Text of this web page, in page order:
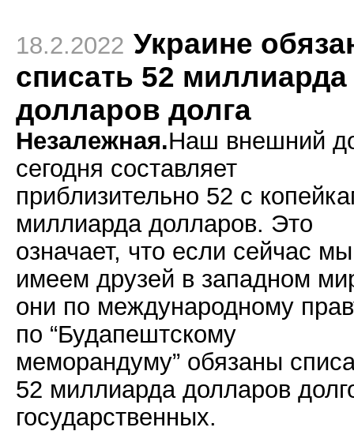
18.2.2022 Украине
списать 52 миллиарда
долларов долга
Незалежная.Наш внешний
сегодня составляет
приблизительно 52 с
миллиарда долларов. Это
означает, что если сейчас мы
имеем друзей в западном
они по международному
по “Будапештскому
меморандуму” обязаны
52 миллиарда долларов
государственных.